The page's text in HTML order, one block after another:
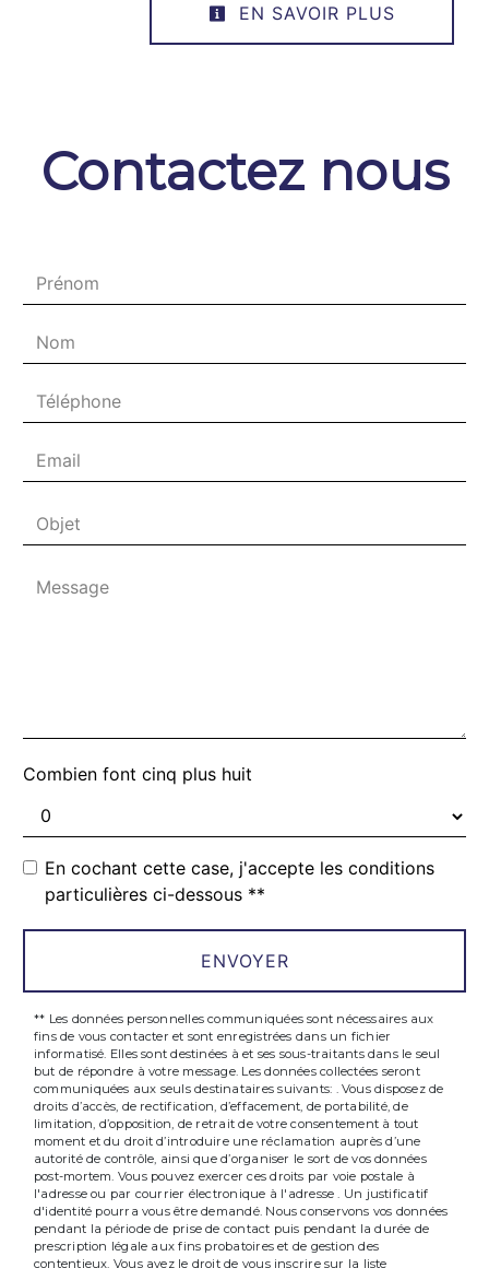
EN SAVOIR PLUS
Contactez nous
Combien font cinq plus huit
En cochant cette case, j'accepte les conditions
particulières ci-dessous **
ENVOYER
** Les données personnelles communiquées sont nécessaires aux
fins de vous contacter et sont enregistrées dans un fichier
informatisé. Elles sont destinées à et ses sous-traitants dans le seul
but de répondre à votre message. Les données collectées seront
communiquées aux seuls destinataires suivants: . Vous disposez de
droits d’accès, de rectification, d’effacement, de portabilité, de
limitation, d’opposition, de retrait de votre consentement à tout
moment et du droit d’introduire une réclamation auprès d’une
autorité de contrôle, ainsi que d’organiser le sort de vos données
post-mortem. Vous pouvez exercer ces droits par voie postale à
l'adresse ou par courrier électronique à l'adresse . Un justificatif
d'identité pourra vous être demandé. Nous conservons vos données
pendant la période de prise de contact puis pendant la durée de
prescription légale aux fins probatoires et de gestion des
contentieux. Vous avez le droit de vous inscrire sur la liste